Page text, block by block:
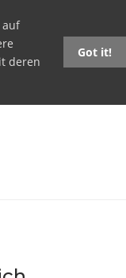
auf
deren
Got it!